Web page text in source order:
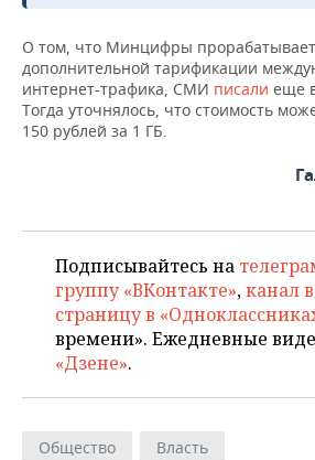
О том, что Минцифры
дополнительной тарификации
интернет-трафика, СМИ писали еще
Тогда уточнялось, что стоимость
150 рублей за 1 ГБ.
Подписывайтесь на
группу «ВКонтакте»,канал
страницу в
времени». Ежедневные
«Дзене».
Общество Власть